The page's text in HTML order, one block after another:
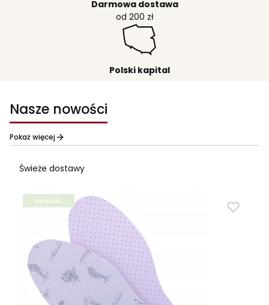
Darmowa dostawa
od 200 zł
Polski kapital
Nasze nowości
Pokaż więcej
Świeże dostawy
Nowość